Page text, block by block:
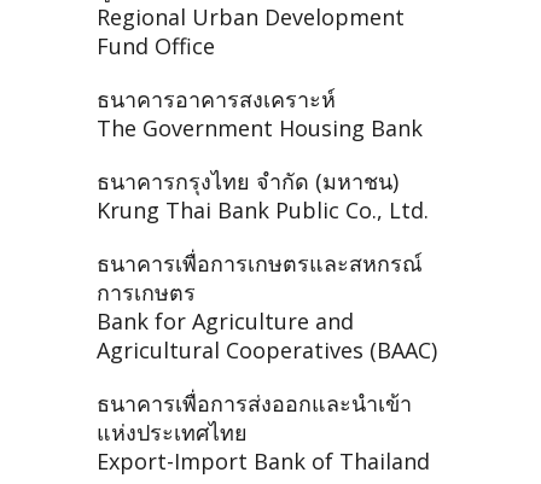
Regional Urban Development
Fund Office
ธนาคารอาคารสงเคราะห์
The Government Housing Bank
ธนาคารกรุงไทย จำกัด (มหาชน)
Krung Thai Bank Public Co., Ltd.
ธนาคารเพื่อการเกษตรและสหกรณ์
การเกษตร
Bank for Agriculture and
Agricultural Cooperatives (BAAC)
ธนาคารเพื่อการส่งออกและนำเข้า
แห่งประเทศไทย
Export-Import Bank of Thailand